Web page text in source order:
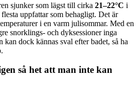
sjunker som lägst till cirka 21–22°C i
uppfattar som behagligt. Det är
i en varm julisommar. Med en
snorklings- och dyksessioner inga
dock kännas sval efter badet, så ha
så het att man inte kan